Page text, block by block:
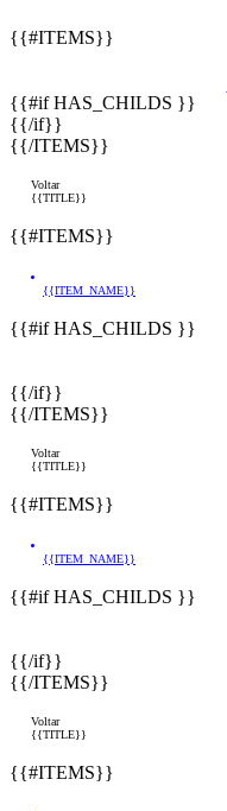
{{#ITEMS}}
{{#if HAS_CHILDS }}
{{/if}}
{{/ITEMS}}
Voltar
{{TITLE}}
{{#ITEMS}}
{{ITEM_NAME}}
{{#if HAS_CHILDS }}
{{/if}}
{{/ITEMS}}
Voltar
{{TITLE}}
{{#ITEMS}}
{{ITEM_NAME}}
{{#if HAS_CHILDS }}
{{/if}}
{{/ITEMS}}
Voltar
{{TITLE}}
{{#ITEMS}}